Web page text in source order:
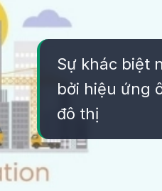
Sự khác biệt
bởi hiệu ứng
đô thị